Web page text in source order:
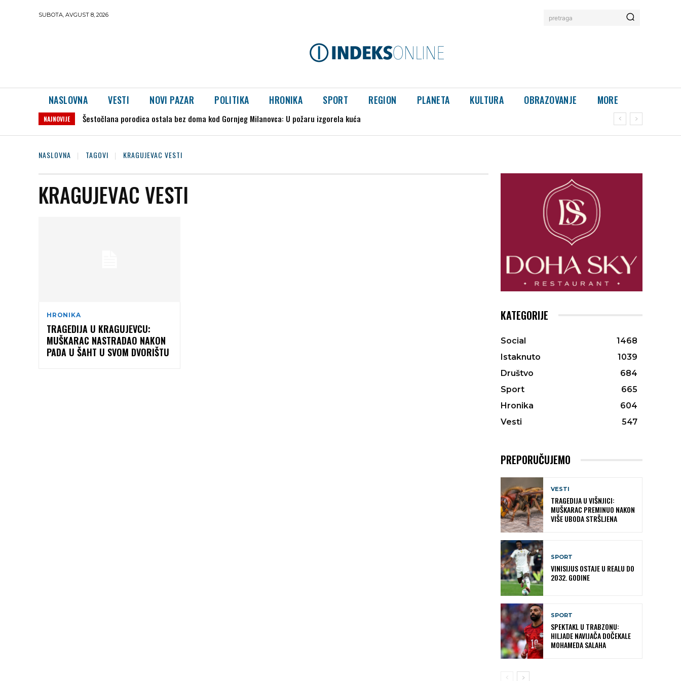
SUBOTA, AVGUST 8, 2026 pretraga
NASLOVNA VESTI NOVI PAZAR POLITIKA HRONIKA SPORT REGION PLANETA KULTURA OBRAZOVANJE MORE
NAJNOVIJE Šestočlana porodica ostala bez doma kod Gornjeg Milanovca: U požaru izgorela kuća
NASLOVNA TAGOVI KRAGUJEVAC VESTI
KRAGUJEVAC VESTI
HRONIKA
TRAGEDIJA U KRAGUJEVCU:
MUŠKARAC NASTRADAO NAKON
PADA U ŠAHT U SVOM DVORIŠTU
KATEGORIJE
Social
1468
Istaknuto
1039
Društvo
684
Sport
665
Hronika
604
Vesti
547
PREPORUČUJEMO
VESTI
TRAGEDIJA U VIŠNJICI:
MUŠKARAC PREMINUO NAKON
VIŠE UBODA STRŠLJENA
SPORT
VINISIJUS OSTAJE U REALU DO
2032. GODINE
SPORT
SPEKTAKL U TRABZONU:
HILJADE NAVIJAČA DOČEKALE
MOHAMEDA SALAHA